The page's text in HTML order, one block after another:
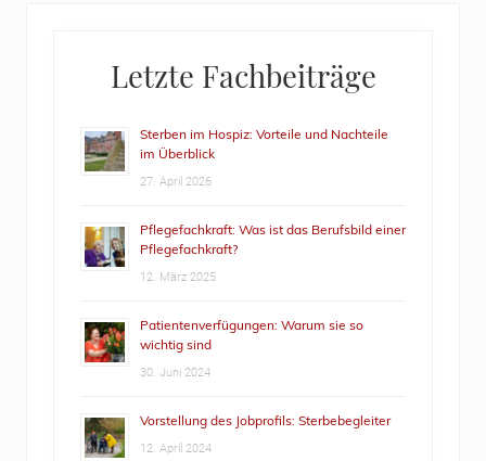
SidebarLetzte Fachbeiträge
Sterben im Hospiz: Vorteile und Nachteile
im Überblick
27. April 2026
Pflegefachkraft: Was ist das Berufsbild einer
Pflegefachkraft?
12. März 2025
Patientenverfügungen: Warum sie so
wichtig sind
30. Juni 2024
Vorstellung des Jobprofils: Sterbebegleiter
12. April 2024